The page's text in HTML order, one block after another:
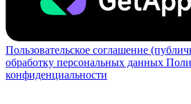
Пользовательское соглашение
обработку персональных данных
конфиденциальности